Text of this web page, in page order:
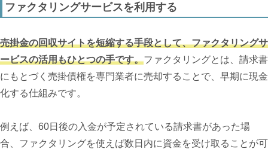
ファクタリングサービスを利用する
売掛金の回収サイトを短縮する手段として、ファクタリングサ
ービスの活用もひとつの手です。ファクタリングとは、請求書
にもとづく売掛債権を専門業者に売却することで、早期に現金
化する仕組みです。
例えば、60日後の入金が予定されている請求書があった場
合、ファクタリングを使えば数日内に資金を受け取ることが可